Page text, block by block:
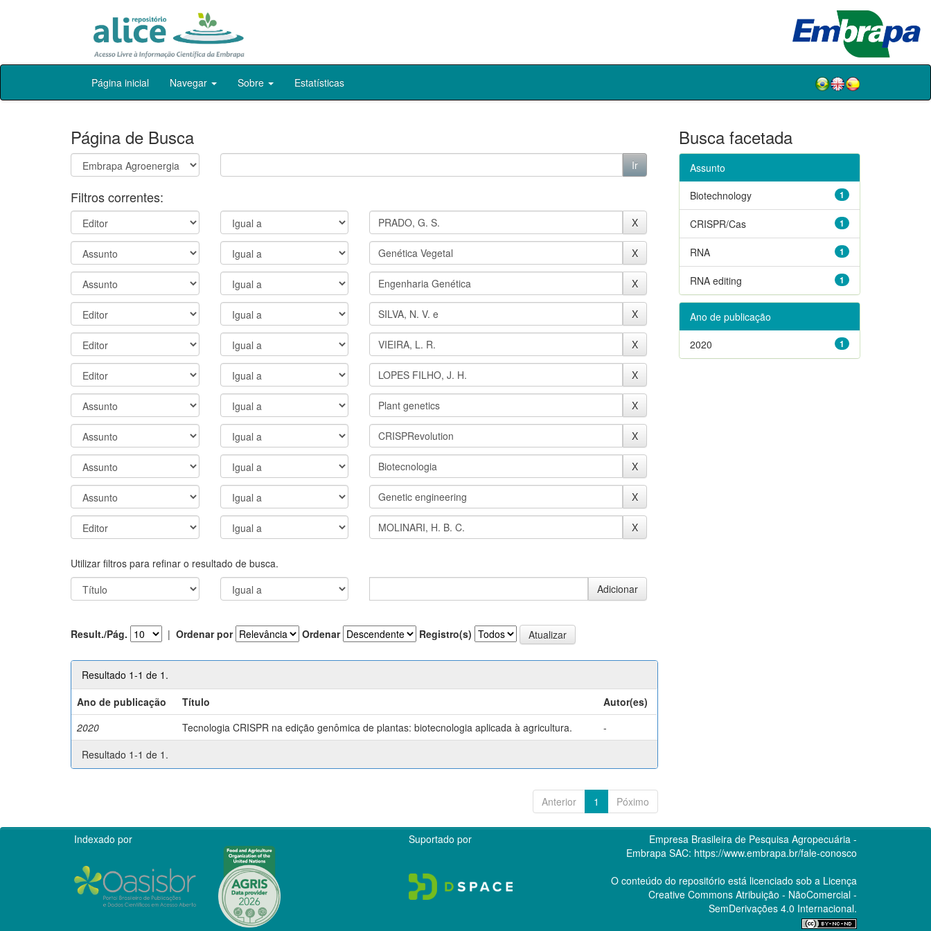
Skip
Página inicial Navegar Sobre Estatísticas
Página de Busca
Filtros correntes:
Utilizar filtros para refinar o resultado de busca.
Result./Pág. | Ordenar por Ordenar Registro(s)
Resultado 1-1 de 1.
Ano de publicação
Título
Autor(es)
2020
Tecnologia CRISPR na edição genômica de plantas: biotecnologia aplicada à agricultura.
-
Resultado 1-1 de 1.
Anterior 1 Póximo
Busca facetada
Assunto
1
Biotechnology
1
CRISPR/Cas
1
RNA
1
RNA editing
Ano de publicação
1
2020
Indexado por Suportado por
Empresa Brasileira de Pesquisa Agropecuária -
Embrapa SAC: https://www.embrapa.br/fale-conosco
O conteúdo do repositório está licenciado sob a Licença
Creative CommonsAtribuição - NãoComercial -
SemDerivações 4.0 Internacional.